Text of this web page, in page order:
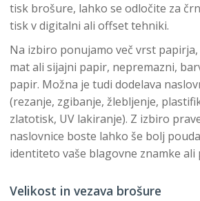
tisk brošure, lahko se odločite za
tisk v digitalni ali offset tehniki.
Na izbiro ponujamo več vrst
mat ali sijajni papir, nepremazni,
papir. Možna je tudi dodelava
(rezanje, zgibanje, žlebljenje,
zlatotisk, UV lakiranje). Z izbiro
naslovnice boste lahko še bolj
identiteto vaše blagovne znamke ali
Velikost in vezava brošure